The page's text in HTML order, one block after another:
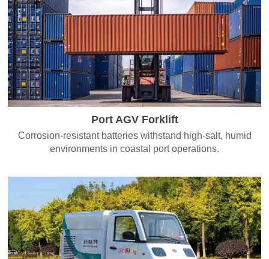
Port AGV Forklift
Corrosion-resistant batteries withstand high-salt, humid
environments in coastal port operations.